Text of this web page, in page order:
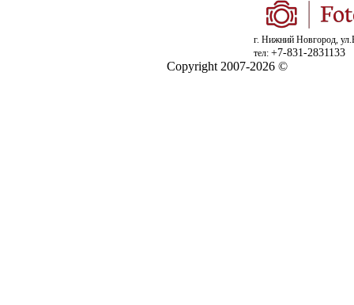
г. Нижний Новгород,
тел: +7-831-2831133
Copyright 2007-2026 ©